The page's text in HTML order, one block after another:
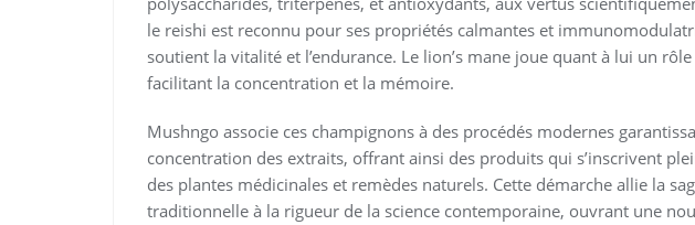
le reishi est reconnu pour ses propriétés calmantes et
soutient la vitalité et l’endurance. Le lion’s mane joue quant à lui un
facilitant la concentration et la mémoire.
Mushngo associe ces champignons à des procédés modernes
concentration des extraits, offrant ainsi des produits qui s’inscrivent
des plantes médicinales et remèdes naturels. Cette démarche allie la
traditionnelle à la rigueur de la science contemporaine, ouvrant une